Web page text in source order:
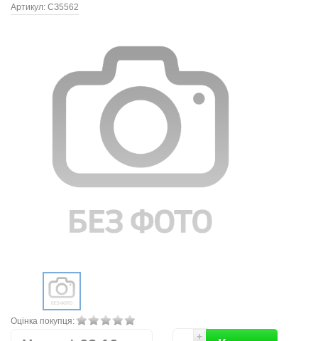
Артикул: СЗ5562
Оцінка покупця:
+